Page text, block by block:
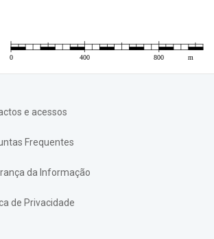
e acessos
Frequentes
da Informação
de Privacidade